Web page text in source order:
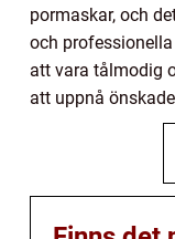
pormaskar, och
och
att vara tålmodig
att uppnå